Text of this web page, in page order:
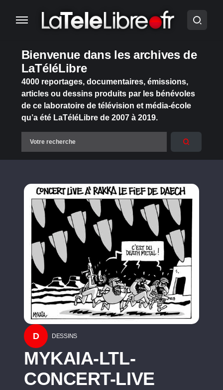
Bienvenue dans les archives de
LaTéléLibre
4000 reportages, documentaires, émissions,
articles ou dessins produits par les bénévoles
de ce laboratoire de télévision et média-école
qu’a été LaTéléLibre de 2007 à 2019.
D DESSINS
MYKAIA-LTL-
CONCERT-LIVE